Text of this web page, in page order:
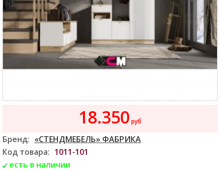
18.350 руб
Бренд: «СТЕНДМЕБЕЛЬ» ФАБРИКА
Код товара: 1011-101
есть в наличии